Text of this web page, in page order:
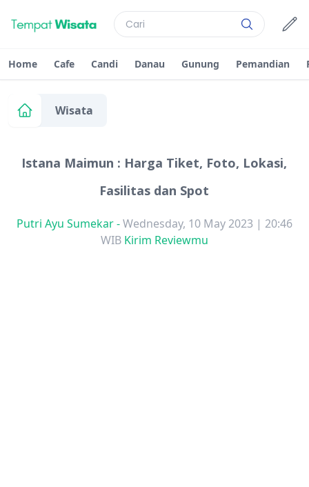
Home Cafe Candi Danau Gunung Pemandian
Wisata
Istana Maimun : Harga Tiket, Foto, Lokasi,
Fasilitas dan Spot
Putri Ayu Sumekar-Wednesday, 10 May 2023 | 20:46
WIB Kirim Reviewmu